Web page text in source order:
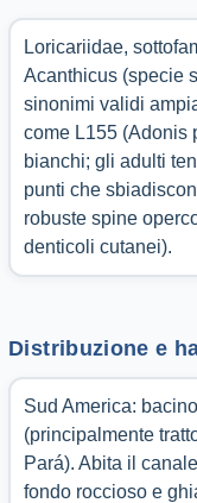
Loricariidae,
Acanthicus (specie
sinonimi validi
come L155 (Adonis
bianchi; gli adulti
punti che
robuste spine
denticoli cutanei).
Distribuzione e
Sud America:
(principalmente
Pará). Abita il
fondo roccioso e